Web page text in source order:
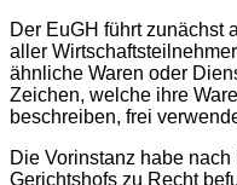
Der EuGH führt zunächst
aller
ähnliche Waren oder
Zeichen, welche ihre
beschreiben, frei
Die Vorinstanz habe
Gerichtshofs zu Recht